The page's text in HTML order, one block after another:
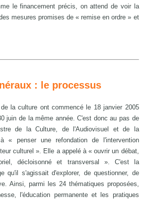
le financement précis, on attend de voir la
mesures promises de « remise en ordre » et
: le processus
la culture ont commencé le 18 janvier 2005
juin de la même année. C'est donc au pas de
de la Culture, de l'Audiovisuel et de la
« penser une refondation de l'intervention
culturel ». Elle a appelé à « ouvrir un débat,
décloisonné et transversal ». C'est la
qu'il s'agissait d'explorer, de questionner, de
Ainsi, parmi les 24 thématiques proposées,
l'éducation permanente et les pratiques